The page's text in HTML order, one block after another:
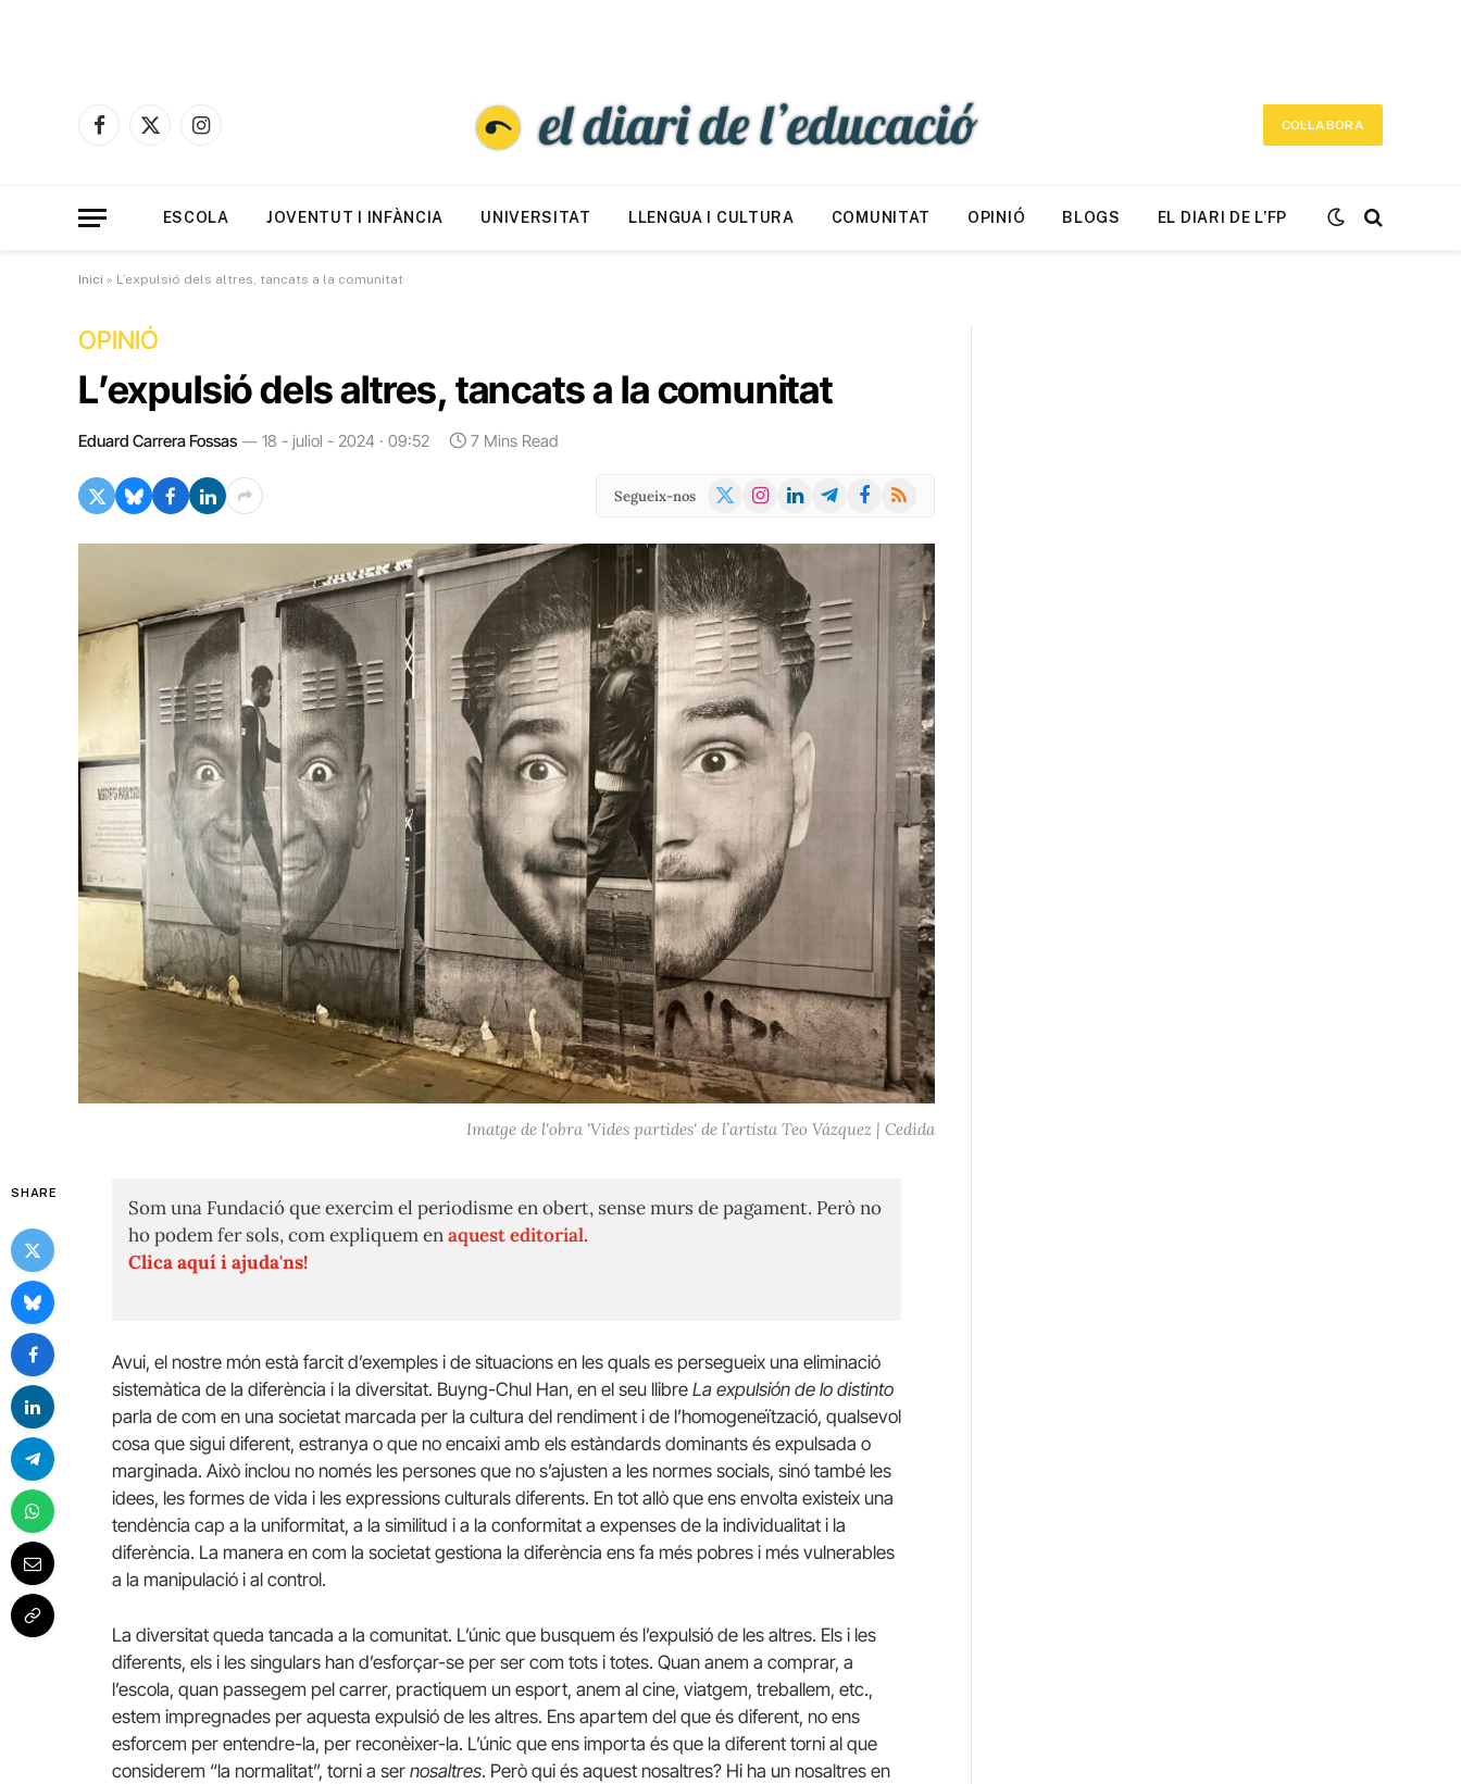
Facebook
X
Instagram
COL·LABORA
ESCOLA JOVENTUT I INFÀNCIA UNIVERSITAT LLENGUA I CULTURA COMUNITAT OPINIÓ BLOGS EL DIARI DE L’FP
Inici » L’expulsió dels altres, tancats a la comunitat
OPINIÓ
L’expulsió dels altres, tancats a la comunitat
Eduard Carrera Fossas 18 - juliol - 2024 · 09:52 7 Mins Read
Segueix-nos
X
Instagram
LinkedInTelegramFacebook
RSS
Imatge de l'obra 'Vides partides' de l’artista Teo Vázquez | Cedida
SHARE
Som una Fundació que exercim el periodisme en obert, sense murs de pagament. Però no
ho podem fer sols, com expliquem enaquest editorial.
Clica aquí i ajuda'ns!
Avui, el nostre món està farcit d’exemples i de situacions en les quals es persegueix una eliminació
sistemàtica de la diferència i la diversitat. Buyng-Chul Han, en el seu llibre La expulsión de lo distinto
parla de com en una societat marcada per la cultura del rendiment i de l’homogeneïtzació, qualsevol
cosa que sigui diferent, estranya o que no encaixi amb els estàndards dominants és expulsada o
marginada. Això inclou no només les persones que no s’ajusten a les normes socials, sinó també les
idees, les formes de vida i les expressions culturals diferents. En tot allò que ens envolta existeix una
tendència cap a la uniformitat, a la similitud i a la conformitat a expenses de la individualitat i la
diferència. La manera en com la societat gestiona la diferència ens fa més pobres i més vulnerables
a la manipulació i al control.
La diversitat queda tancada a la comunitat. L’únic que busquem és l’expulsió de les altres. Els i les
diferents, els i les singulars han d’esforçar-se per ser com tots i totes. Quan anem a comprar, a
l’escola, quan passegem pel carrer, practiquem un esport, anem al cine, viatgem, treballem, etc.,
estem impregnades per aquesta expulsió de les altres. Ens apartem del que és diferent, no ens
esforcem per entendre-la, per reconèixer-la. L’únic que ens importa és que la diferent torni al que
considerem “la normalitat”, torni a ser nosaltres. Però qui és aquest nosaltres? Hi ha un nosaltres en